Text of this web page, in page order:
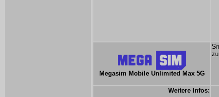
Megasim Mobile Unlimited Max 5G
Weitere Infos: